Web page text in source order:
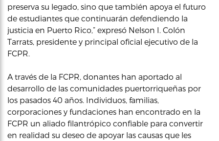
preserva su legado, sino que también apoya el futuro
de estudiantes que continuarán defendiendo la
justicia en Puerto Rico,” expresó Nelson I. Colón
Tarrats, presidente y principal oficial ejecutivo de la
FCPR.
A través de la FCPR, donantes han aportado al
desarrollo de las comunidades puertorriqueñas por
los pasados 40 años. Individuos, familias,
corporaciones y fundaciones han encontrado en la
FCPR un aliado filantrópico confiable para convertir
en realidad su deseo de apoyar las causas que les